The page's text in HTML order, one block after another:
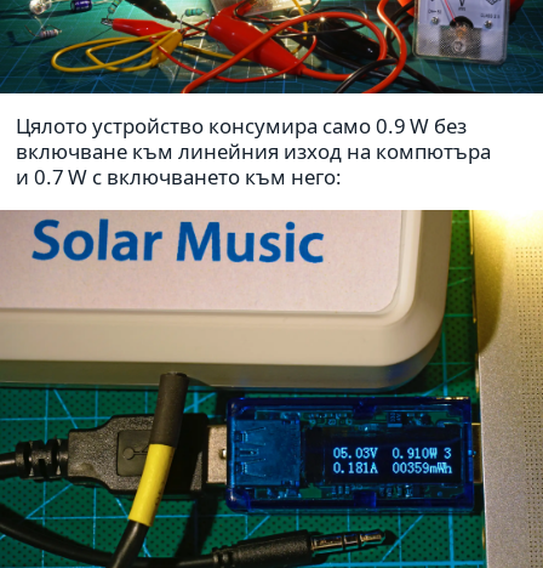
Цялото устрой­ство кон­су­мира само 0.9 W без
вклю­ч­ване към линей­ния изход на ком­пютъра
и 0.7 W с вклю­ч­ва­нето към него: